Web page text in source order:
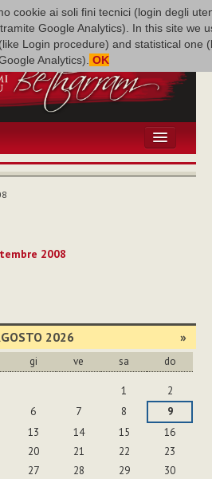
cookie ai soli fini tecnici (login degli
Google Analytics). In this site we
Login procedure) and statistical one
Analytics). OK
2008
2026 »
gi ve sa do
1
2
6 7 8
9
13 14 15
16
20 21 22
23
27 28 29
30